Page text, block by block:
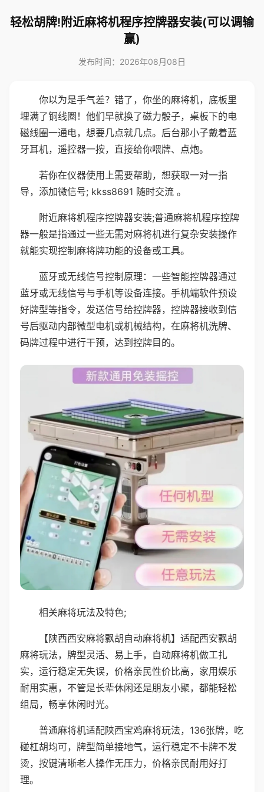
轻松胡牌!附近麻将机程序控牌器安装(可以调输
赢)
发布时间：2026年08月08日
你以为是手气差？错了，你坐的麻将机，底板里
埋满了铜线圈！他们早就换了磁力骰子，桌板下的电
磁线圈一通电，想要几点就几点。后台那小子戴着蓝
牙耳机，遥控器一按，直接给你喂牌、点炮。
若你在仪器使用上需要帮助，想获取一对一指
导，添加微信号; kkss8691 随时交流 。
附近麻将机程序控牌器安装;普通麻将机程序控牌
器一般是指通过一些无需对麻将机进行复杂安装操作
就能实现控制麻将牌功能的设备或工具。
蓝牙或无线信号控制原理：一些智能控牌器通过
蓝牙或无线信号与手机等设备连接。手机端软件预设
好牌型等指令，发送信号给控牌器，控牌器接收到信
号后驱动内部微型电机或机械结构，在麻将机洗牌、
码牌过程中进行干预，达到控牌目的。
相关麻将玩法及特色;
【陕西西安麻将飘胡自动麻将机】适配西安飘胡
麻将玩法，牌型灵活、易上手，自动麻将机做工扎
实，运行稳定无失误，价格亲民性价比高，家用娱乐
耐用实惠，不管是长辈休闲还是朋友小聚，都能轻松
组局，畅享休闲时光。
普通麻将机适配陕西宝鸡麻将玩法，136张牌，吃
碰杠胡均可，牌型简单接地气，运行稳定不卡牌不发
烫，按键清晰老人操作无压力，价格亲民耐用好打
理。